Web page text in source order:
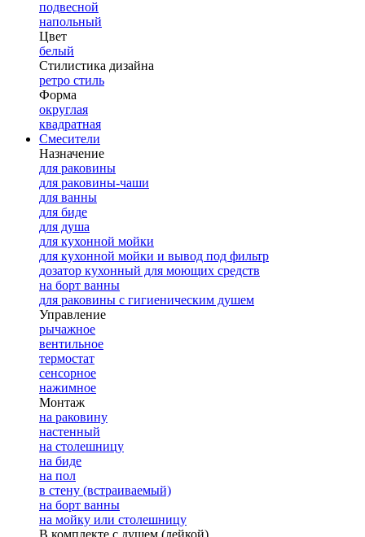
подвесной
напольный
Цвет
белый
Стилистика дизайна
ретро стиль
Форма
округлая
квадратная
Смесители
Назначение
для раковины
для раковины-чаши
для ванны
для биде
для душа
для кухонной мойки
для кухонной мойки и вывод под фильтр
дозатор кухонный для моющих средств
на борт ванны
для раковины с гигиеническим душем
Управление
рычажное
вентильное
термостат
сенсорное
нажимное
Монтаж
на раковину
настенный
на столешницу
на биде
на пол
в стену (встраиваемый)
на борт ванны
на мойку или столешницу
В комплекте с душем (лейкой)